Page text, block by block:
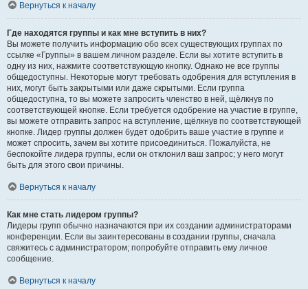
Вернуться к началу
Где находятся группы и как мне вступить в них?
Вы можете получить информацию обо всех существующих группах по
ссылке «Группы» в вашем личном разделе. Если вы хотите вступить в
одну из них, нажмите соответствующую кнопку. Однако не все группы
общедоступны. Некоторые могут требовать одобрения для вступления в
них, могут быть закрытыми или даже скрытыми. Если группа
общедоступна, то вы можете запросить членство в ней, щёлкнув по
соответствующей кнопке. Если требуется одобрение на участие в группе,
вы можете отправить запрос на вступление, щёлкнув по соответствующей
кнопке. Лидер группы должен будет одобрить ваше участие в группе и
может спросить, зачем вы хотите присоединиться. Пожалуйста, не
беспокойте лидера группы, если он отклонил ваш запрос; у него могут
быть для этого свои причины.
Вернуться к началу
Как мне стать лидером группы?
Лидеры групп обычно назначаются при их создании администраторами
конференции. Если вы заинтересованы в создании группы, сначала
свяжитесь с администратором; попробуйте отправить ему личное
сообщение.
Вернуться к началу